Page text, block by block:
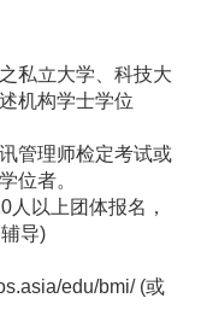
私立大学、科技大
机构学士学位
管理师检定考试或
位者。
人以上团体报名，
导)
edu/bmi/ (或